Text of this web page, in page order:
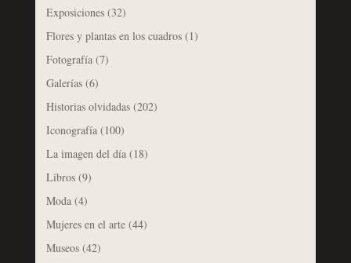
Exposiciones(32)
Flores y plantas en los cuadros(1)
Fotografía(7)
Galerías(6)
Historias olvidadas(202)
Iconografía(100)
La imagen del día(18)
Libros(9)
Moda(4)
Mujeres en el arte(44)
Museos(42)